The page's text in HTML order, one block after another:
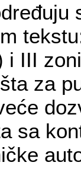
i III
za
sa